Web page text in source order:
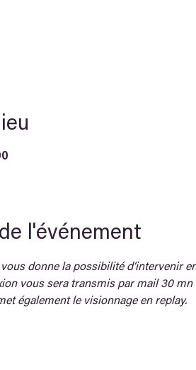
l'événement
donne la possibilité d’intervenir
vous sera transmis par mail 30 mn
également le visionnage en replay.